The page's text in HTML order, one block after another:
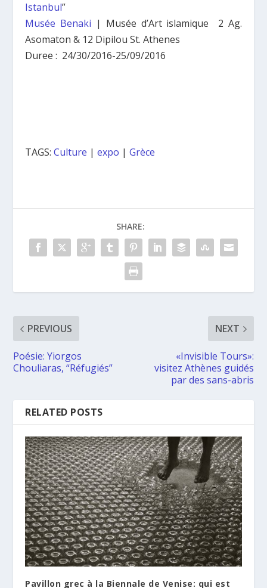
Istanbul”
Musée Benaki | Musée d’Art islamique 2 Ag.
Asomaton & 12 Dipilou St. Athenes
Duree : 24/30/2016-25/09/2016
TAGS:Culture |expo |Grèce
SHARE:
PREVIOUS
Poésie: Yiorgos
Chouliaras, “Réfugiés”
NEXT
«Invisible Tours»:
visitez Athènes guidés
par des sans-abris
RELATED POSTS
Pavillon grec à la Biennale de Venise: qui est